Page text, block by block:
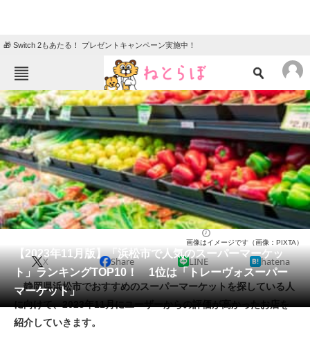
🎁 Switch 2もあたる！ プレゼントキャンペーン実施中！
ねとらぼメニュー
TOP ニュース
エンタメ クイズ
グルメ 地域
住まい 教育・育児
動物 リサーチ
会員記事
メディア
注目記事を集めた総合ページ
【2023年11月版】「浜松市で人気のスーパーマーケッ
ト」ランキングTOP10！ 1位は「トレーヴォスーパー
マーケット」
画像はイメージです（画像：PIXTA）
X Share LINE hatena
静岡県浜松市でおすすめのスーパーマーケットを探している人
に向けて、2023年11月にユーザーからの評価が高かったお店を
紹介していきます。